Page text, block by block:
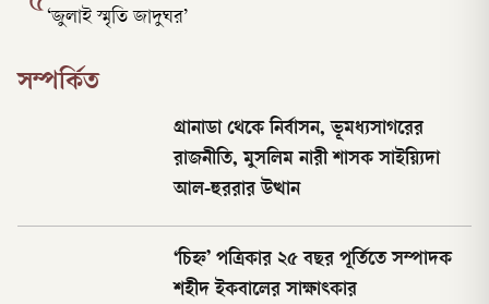
‘জুলাই স্মৃতি জাদুঘর’
সম্পর্কিত
গ্রানাডা থেকে নির্বাসন, ভূমধ্যসাগরের
রাজনীতি, মুসলিম নারী শাসক সাইয়্যিদা
আল-হুররার উত্থান
‘চিহ্ন’ পত্রিকার ২৫ বছর পূর্তিতে সম্পাদক
শহীদ ইকবালের সাক্ষাৎকার